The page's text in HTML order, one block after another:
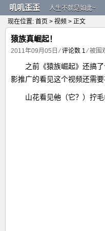
叽叽歪歪
人生不就是如此~
现在位置: 首页 > 视频 > 正文
猿族真崛起！
2011年09月05日 ⁄评论数 1⁄ 被围
之前《猿族崛起》还搞
影推广的看见这个视频还需要
山花看见他 （它？）拧